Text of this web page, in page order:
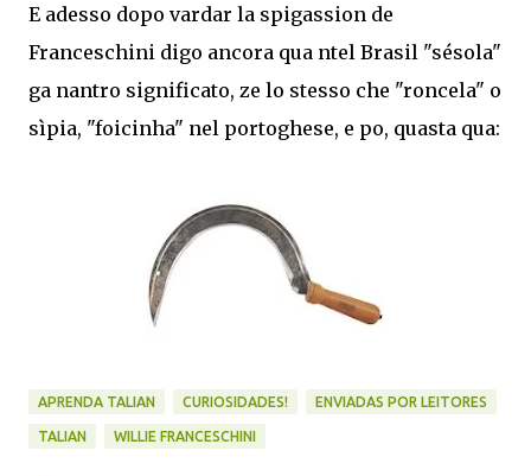
E adesso dopo vardar la spigassion de
Franceschini digo ancora qua ntel Brasil "sésola"
ga nantro significato, ze lo stesso che "roncela" o
sìpia, "foicinha" nel portoghese, e po, quasta qua:
APRENDA TALIAN CURIOSIDADES! ENVIADAS POR LEITORES
TALIAN WILLIE FRANCESCHINI